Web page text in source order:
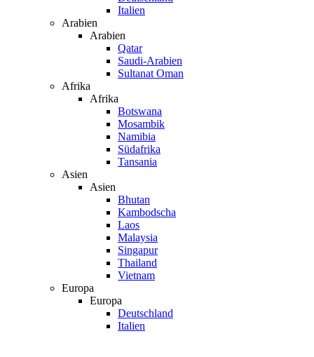
Italien
Arabien
Arabien
Qatar
Saudi-Arabien
Sultanat Oman
Afrika
Afrika
Botswana
Mosambik
Namibia
Südafrika
Tansania
Asien
Asien
Bhutan
Kambodscha
Laos
Malaysia
Singapur
Thailand
Vietnam
Europa
Europa
Deutschland
Italien